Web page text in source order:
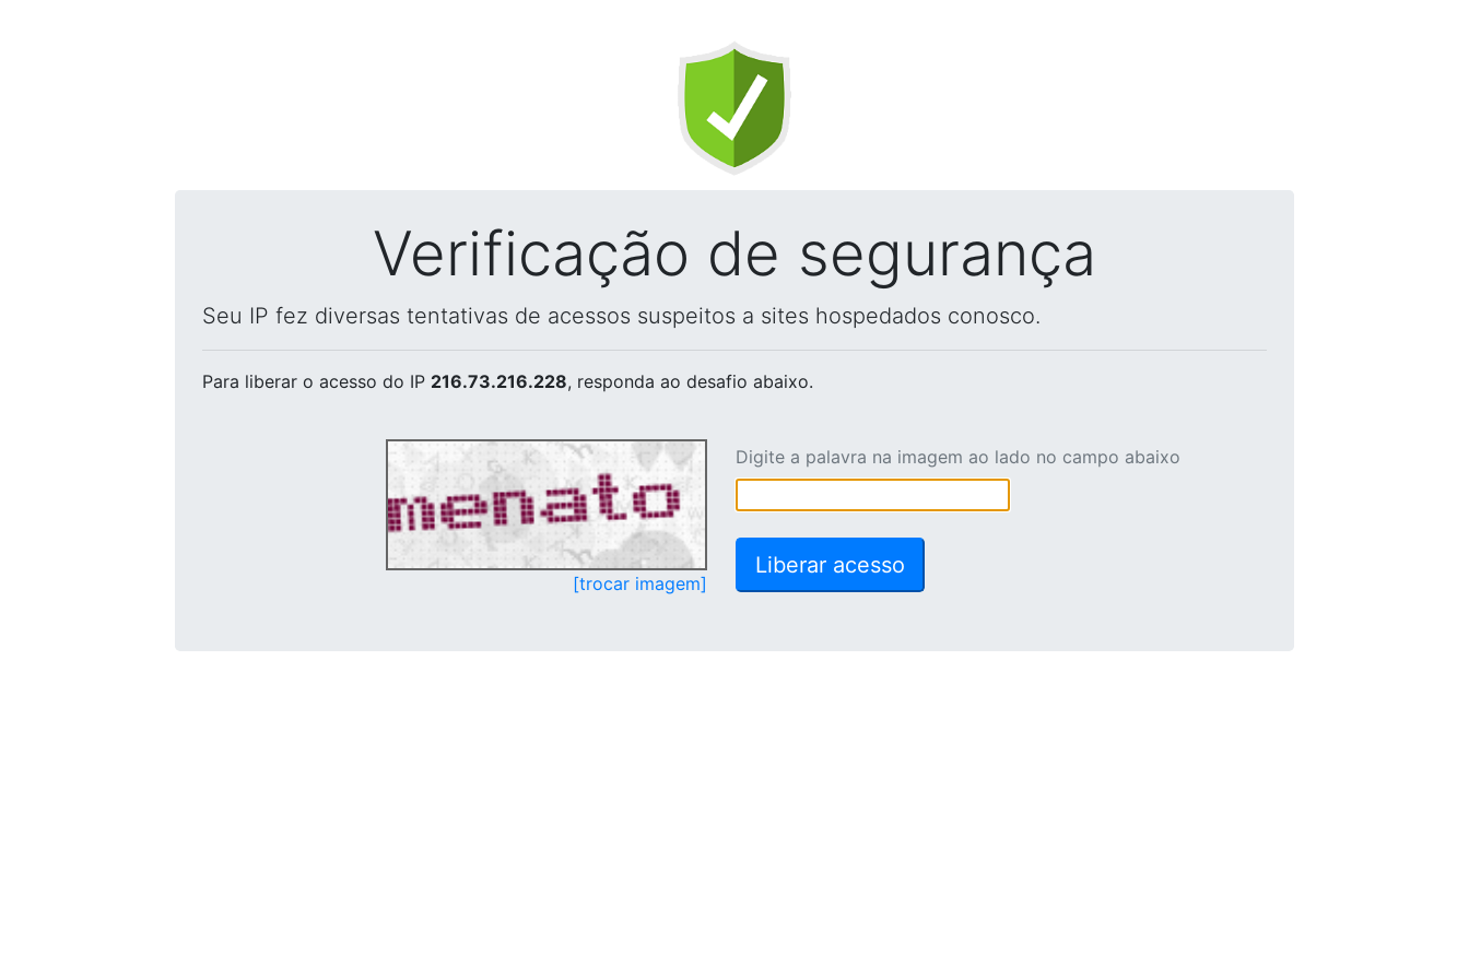
Verificação de segurança
Seu IP fez diversas tentativas de acessos suspeitos a sites hospedados conosco.
Para liberar o acesso do IP 216.73.216.228, responda ao desafio abaixo.
[trocar imagem]
Digite a palavra na imagem ao lado no campo abaixo